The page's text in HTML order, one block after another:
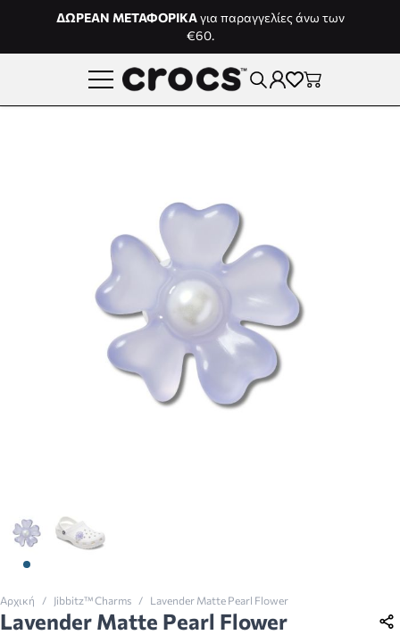
Μετάβαση στο περιεχόμενο
ΔΩΡΕΑΝ ΜΕΤΑΦΟΡΙΚΑγια παραγγελίες άνω των
€60.
View larger image
Αρχική / Jibbitz™ Charms / Lavender Matte Pearl Flower
Lavender Matte Pearl Flower